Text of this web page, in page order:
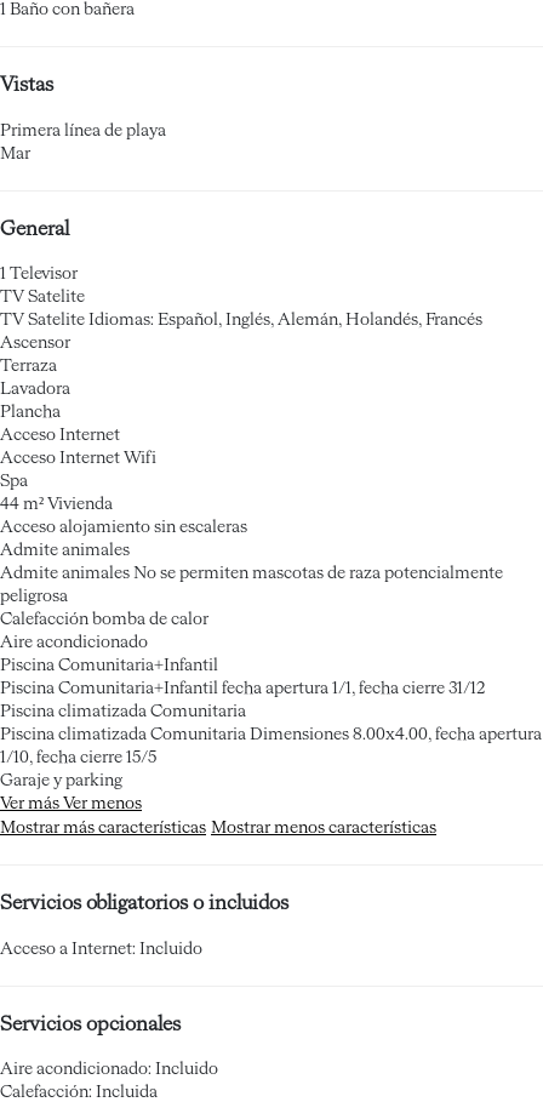
1 Baño con bañera
Vistas
Primera línea de playa
Mar
General
1 Televisor
TV Satelite
TV Satelite Idiomas: Español, Inglés, Alemán, Holandés, Francés
Ascensor
Terraza
Lavadora
Plancha
Acceso Internet
Acceso Internet Wifi
Spa
44 m² Vivienda
Acceso alojamiento sin escaleras
Admite animales
Admite animales No se permiten mascotas de raza potencialmente
peligrosa
Calefacción bomba de calor
Aire acondicionado
Piscina Comunitaria+Infantil
Piscina Comunitaria+Infantil fecha apertura 1/1, fecha cierre 31/12
Piscina climatizada Comunitaria
Piscina climatizada Comunitaria Dimensiones 8.00x4.00, fecha apertura
1/10, fecha cierre 15/5
Garaje y parking
Ver más Ver menos
Mostrar más características Mostrar menos características
Servicios obligatorios o incluidos
Acceso a Internet: Incluido
Servicios opcionales
Aire acondicionado: Incluido
Calefacción: Incluida